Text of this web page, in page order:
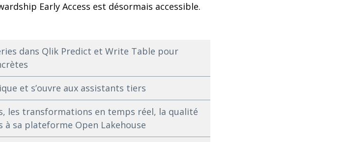
Early Access est désormais accessible.
dans Qlik Predict et Write Table pour
et s’ouvre aux assistants tiers
les transformations en temps réel, la qualité
sa plateforme Open Lakehouse